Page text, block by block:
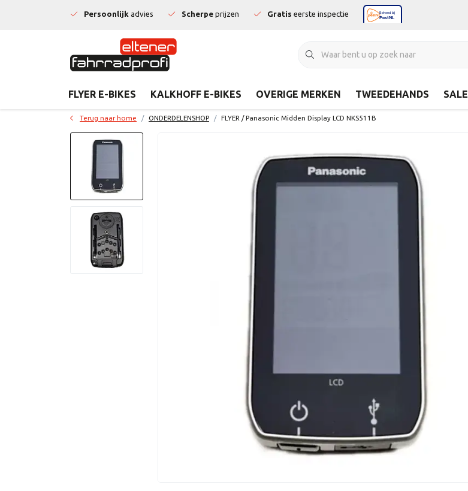
Persoonlijk advies Scherpe prijzen Gratis eerste inspectie
FLYER E-BIKES KALKHOFF E-BIKES OVERIGE MERKEN TWEEDEHANDS SALE
Terug naar home ONDERDELENSHOP FLYER / Panasonic Midden Display LCD NKS511B